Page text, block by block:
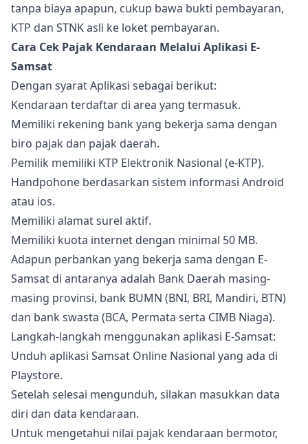
tanpa biaya apapun, cukup bawa bukti pembayaran,
KTP dan STNK asli ke loket pembayaran.
Cara Cek Pajak Kendaraan Melalui Aplikasi E-
Samsat
Dengan syarat Aplikasi sebagai berikut:
Kendaraan terdaftar di area yang termasuk.
Memiliki rekening bank yang bekerja sama dengan
biro pajak dan pajak daerah.
Pemilik memiliki KTP Elektronik Nasional (e-KTP).
Handpohone berdasarkan sistem informasi Android
atau ios.
Memiliki alamat surel aktif.
Memiliki kuota internet dengan minimal 50 MB.
Adapun perbankan yang bekerja sama dengan E-
Samsat di antaranya adalah Bank Daerah masing-
masing provinsi, bank BUMN (BNI, BRI, Mandiri, BTN)
dan bank swasta (BCA, Permata serta CIMB Niaga).
Langkah-langkah menggunakan aplikasi E-Samsat:
Unduh aplikasi Samsat Online Nasional yang ada di
Playstore.
Setelah selesai mengunduh, silakan masukkan data
diri dan data kendaraan.
Untuk mengetahui nilai pajak kendaraan bermotor,